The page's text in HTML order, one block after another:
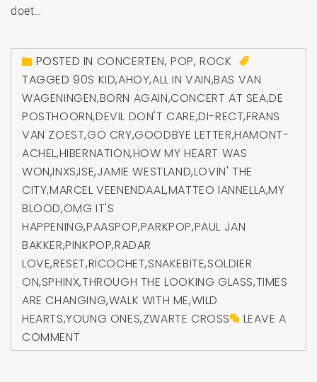
doet…
POSTED IN CONCERTEN,POP,ROCK
TAGGED 90S KID,AHOY,ALL IN VAIN,BAS VAN
WAGENINGEN,BORN AGAIN,CONCERT AT SEA,DE
POSTHOORN,DEVIL DON'T CARE,DI-RECT,FRANS
VAN ZOEST,GO CRY,GOODBYE LETTER,HAMONT-
ACHEL,HIBERNATION,HOW MY HEART WAS
WON,INXS,ISE,JAMIE WESTLAND,LOVIN' THE
CITY,MARCEL VEENENDAAL,MATTEO IANNELLA,MY
BLOOD,OMG IT'S
HAPPENING,PAASPOP,PARKPOP,PAUL JAN
BAKKER,PINKPOP,RADAR
LOVE,RESET,RICOCHET,SNAKEBITE,SOLDIER
ON,SPHINX,THROUGH THE LOOKING GLASS,TIMES
ARE CHANGING,WALK WITH ME,WILD
HEARTS,YOUNG ONES,ZWARTE CROSS
LEAVE A
COMMENT